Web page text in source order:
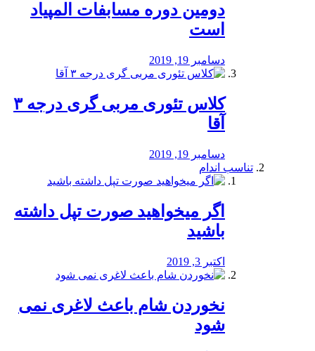
دومین دوره مسابفات المپیاد
است
دسامبر 19, 2019
کلاس تئوری مربی گری درجه ۳
آقا
دسامبر 19, 2019
تناسب اندام
اگر میخواهید صورت تپل داشته
باشید
اکتبر 3, 2019
نخوردن شام باعث لاغری نمی
‌شود